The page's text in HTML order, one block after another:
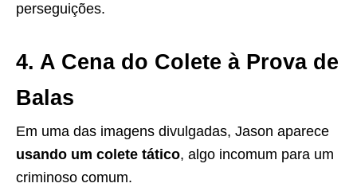
perseguições.
4. A Cena do Colete à Prova de
Balas
Em uma das imagens divulgadas, Jason aparece
usando um colete tático, algo incomum para um
criminoso comum.